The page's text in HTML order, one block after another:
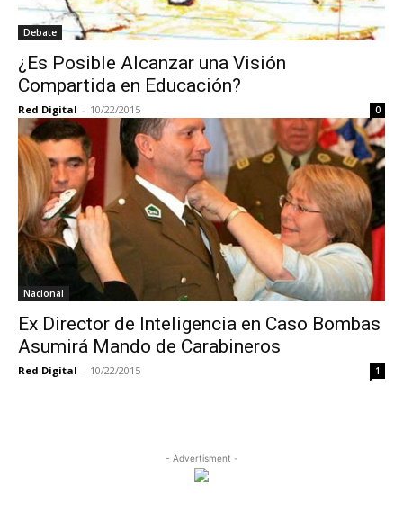
Debate
¿Es Posible Alcanzar una Visión
Compartida en Educación?
Red Digital - 10/22/2015 0
Nacional
Ex Director de Inteligencia en Caso Bombas
Asumirá Mando de Carabineros
Red Digital - 10/22/2015 1
- Advertisment -